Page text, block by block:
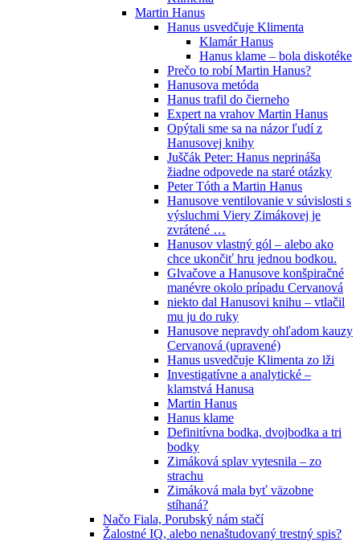
Martin Hanus
Hanus usvedčuje Klimenta
Klamár Hanus
Hanus klame – bola diskotéke
Prečo to robí Martin Hanus?
Hanusova metóda
Hanus trafil do čierneho
Expert na vrahov Martin Hanus
Opýtali sme sa na názor ľudí z
Hanusovej knihy
Juščák Peter: Hanus neprináša
žiadne odpovede na staré otázky
Peter Tóth a Martin Hanus
Hanusove ventilovanie v súvislosti s
výsluchmi Viery Zimákovej je
zvrátené …
Hanusov vlastný gól – alebo ako
chce ukončiť hru jednou bodkou.
Glvačove a Hanusove konšpiračné
manévre okolo prípadu Cervanová
niekto dal Hanusovi knihu – vtlačil
mu ju do ruky
Hanusove nepravdy ohľadom kauzy
Cervanová (upravené)
Hanus usvedčuje Klimenta zo lži
Investigatívne a analytické –
klamstvá Hanusa
Martin Hanus
Hanus klame
Definitívna bodka, dvojbodka a tri
bodky
Zimáková splav vytesnila – zo
strachu
Zimáková mala byť väzobne
stíhaná?
Načo Fiala, Porubský nám stačí
Žalostné IQ, alebo nenaštudovaný trestný spis?